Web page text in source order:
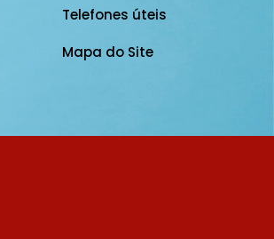
Telefones úteis
Mapa do Site